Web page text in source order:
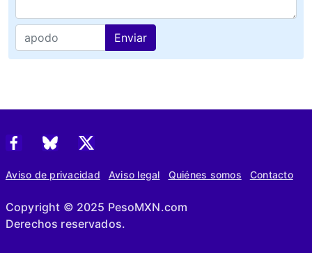
Enviar
Aviso de privacidad Aviso legal Quiénes somos Contacto
Copyright © 2025 PesoMXN.com
Derechos reservados.